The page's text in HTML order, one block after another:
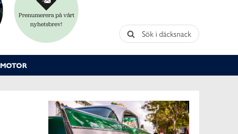
Prenumerera på vårt
nyhetsbrev!
Sök i däcksnack
MOTOR